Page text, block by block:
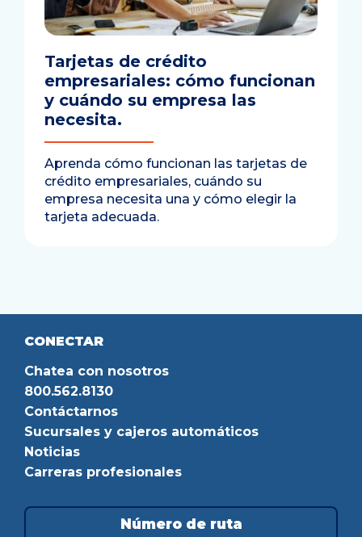
Tarjetas de crédito
empresariales: cómo funcionan
y cuándo su empresa las
necesita.
Aprenda cómo funcionan las tarjetas de
crédito empresariales, cuándo su
empresa necesita una y cómo elegir la
tarjeta adecuada.
CONECTAR
Chatea con nosotros
800.562.8130
Contáctarnos
Sucursales y cajeros automáticos
Noticias
Carreras profesionales
Número de ruta